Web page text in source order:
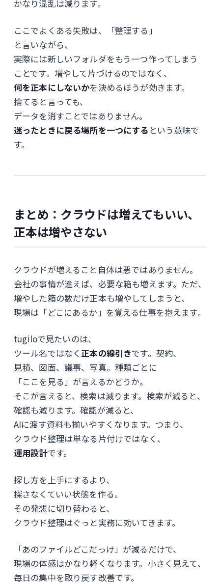
かなり混乱は減ります。
ここでよくある失敗は、「整理する」
と言いながら、
実際には新しいフォルダをもう一つ作ってしまう
ことです。増やして片づけるのではなく、
何を正本にしないかを決めるほうが効きます。
捨てると言っても、
データを消すことではありません。
迷ったときに戻る場所を一つにする という意味で
す。
まとめ：クラウドは増えてもいい、
正本は増やさない
クラウドが増えること自体は悪ではありません。
会社の事情が違えば、必要な箱も増えます。ただ、
増やした箱の数だけ正本も増やしてしまうと、
現場は「どこにあるか」を覚える仕事を抱えます。
tugiloで見たいのは、
ツール名ではなく正本の線引きです。契約、
見積、図面、議事、写真。種類ごとに
「ここを見る」が言えるかどうか。
そこが言えると、検索は減ります。検索が減ると、
確認も減ります。確認が減ると、
AIに渡す資料も揃いやすくなります。つまり、
クラウド整理は単なる片付けではなく、
運用設計です。
探し方を上手にするより、
探さなくていい状態を作る。
その発想に切り替わると、
クラウド整理はぐっと実務に効いてきます。
「あのファイルどこだっけ」が減るだけで、
現場の体感はかなり軽くなります。小さく見えて、
毎日の集中を取り戻す改善です。